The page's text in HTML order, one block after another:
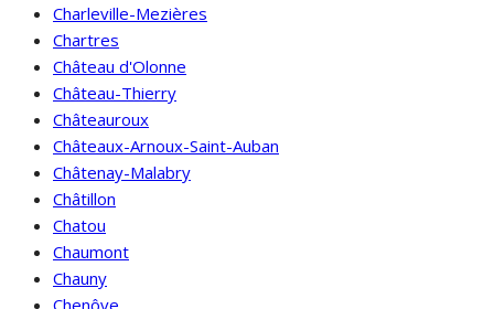
Charleville-Mezières
Chartres
Château d'Olonne
Château-Thierry
Châteauroux
Châteaux-Arnoux-Saint-Auban
Châtenay-Malabry
Châtillon
Chatou
Chaumont
Chauny